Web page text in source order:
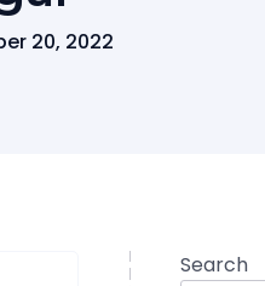
20, 2022
Search